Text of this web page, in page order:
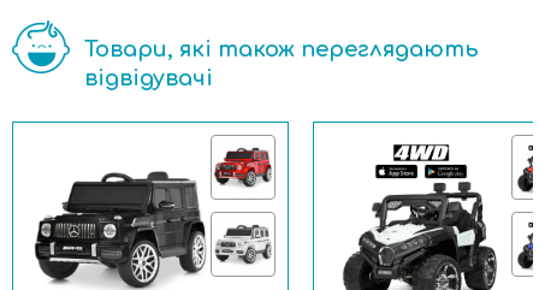
Товари, які також переглядають
відвідувачі